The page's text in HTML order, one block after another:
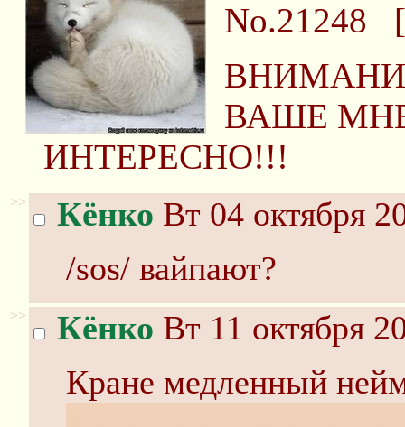
No.21248 [
ВАШЕ
ИНТЕРЕСНО!!!
>> Кёнко Вт 04 октября
/sos/ вайпают?
>> Кёнко Вт 11 октября
Кране медленный